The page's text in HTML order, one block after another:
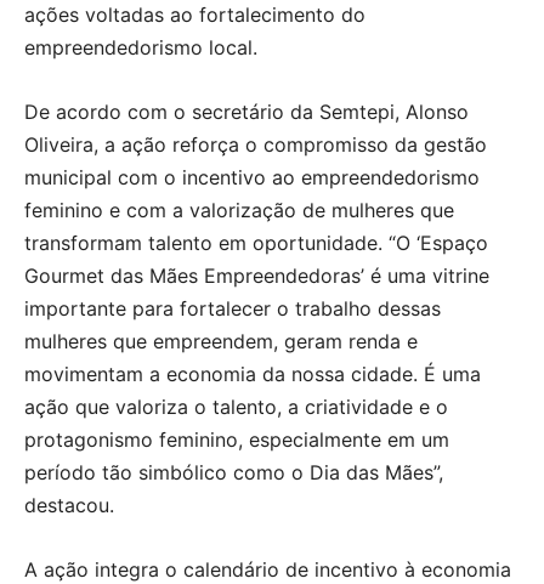
ações voltadas ao fortalecimento do
empreendedorismo local.
De acordo com o secretário da Semtepi, Alonso
Oliveira, a ação reforça o compromisso da gestão
municipal com o incentivo ao empreendedorismo
feminino e com a valorização de mulheres que
transformam talento em oportunidade. “O ‘Espaço
Gourmet das Mães Empreendedoras’ é uma vitrine
importante para fortalecer o trabalho dessas
mulheres que empreendem, geram renda e
movimentam a economia da nossa cidade. É uma
ação que valoriza o talento, a criatividade e o
protagonismo feminino, especialmente em um
período tão simbólico como o Dia das Mães”,
destacou.
A ação integra o calendário de incentivo à economia